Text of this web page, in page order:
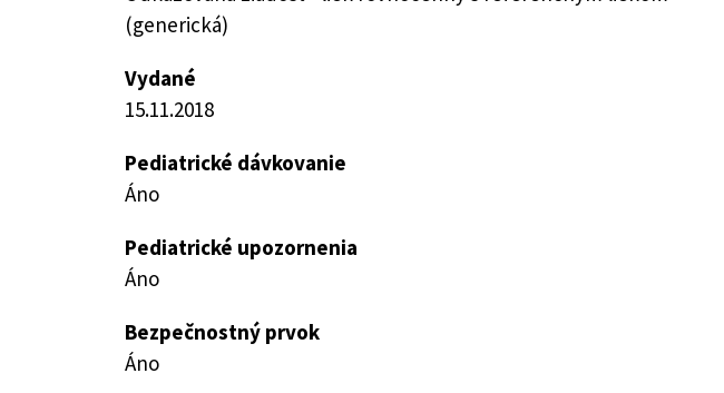
(generická)
Vydané
15.11.2018
Pediatrické dávkovanie
Áno
Pediatrické upozornenia
Áno
Bezpečnostný prvok
Áno